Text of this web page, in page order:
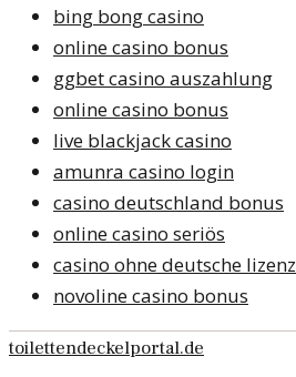
bing bong casino
online casino bonus
ggbet casino auszahlung
online casino bonus
live blackjack casino
amunra casino login
casino deutschland bonus
online casino seriös
casino ohne deutsche lizenz
novoline casino bonus
toilettendeckelportal.de